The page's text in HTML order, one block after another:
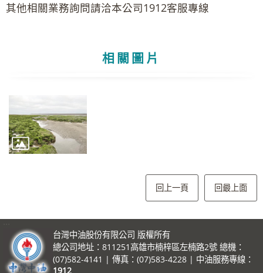
其他相關業務詢問請洽本公司1912客服專線
相關圖片
回上一頁 回最上面
台灣中油股份有限公司 版權所有
總公司地址：811251高雄市楠梓區左楠路2號 總機：
(07)582-4141 | 傳真：(07)583-4228 | 中油服務專線：
1912